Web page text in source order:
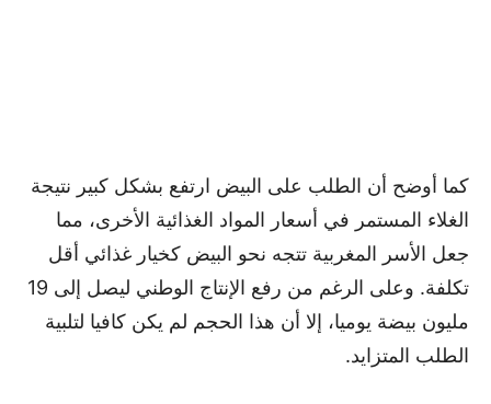
كما أوضح أن الطلب على البيض ارتفع بشكل كبير نتيجة
الغلاء المستمر في أسعار المواد الغذائية الأخرى، مما
جعل الأسر المغربية تتجه نحو البيض كخيار غذائي أقل
تكلفة. وعلى الرغم من رفع الإنتاج الوطني ليصل إلى 19
مليون بيضة يوميا، إلا أن هذا الحجم لم يكن كافيا لتلبية
الطلب المتزايد.